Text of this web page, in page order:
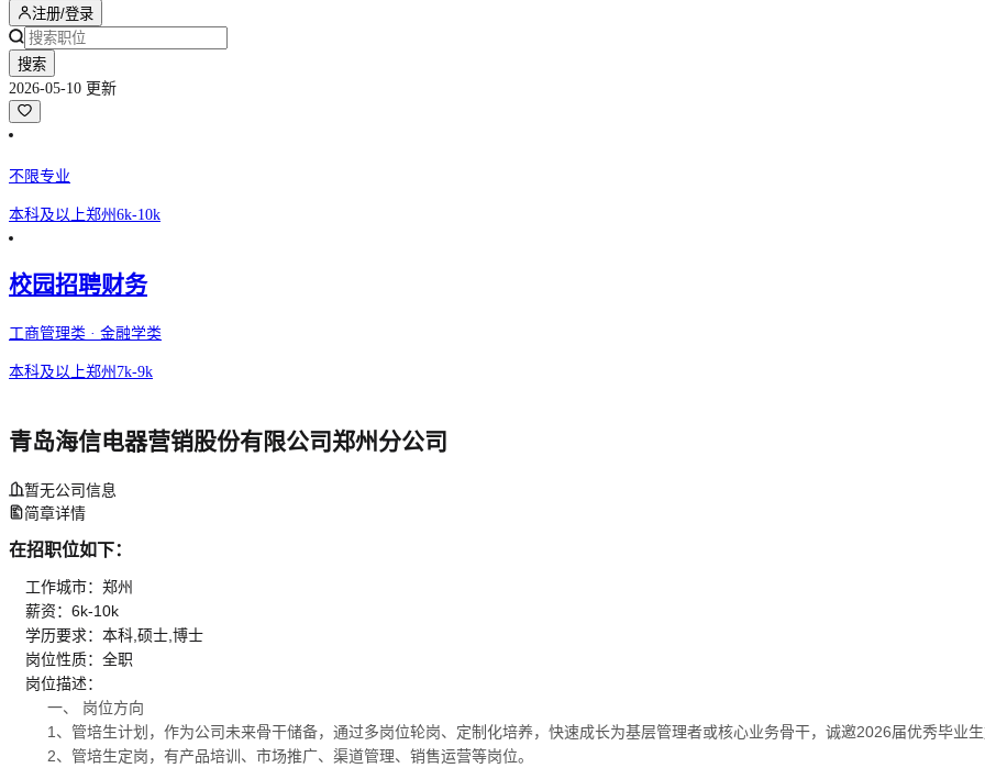
注册/登录
搜索
2026-05-10 更新
不限专业
本科及以上郑州 6k-10k
校园招聘财务
工商管理类 · 金融学类
本科及以上郑州 7k-9k
青岛海信电器营销股份有限公司郑州分公司
暂无公司信息
简章详情
在招职位如下：
工作城市：郑州
薪资：6k-10k
学历要求：本科,硕士,博士
岗位性质：全职
岗位描述：
一、 岗位方向
1、管培生计划，作为公司未来骨干储备，通过多岗位轮岗、定制化培养，快速成长为基层管理者或核心业务骨干，诚邀2026届优秀毕业
2、管培生定岗，有产品培训、市场推广、渠道管理、销售运营等岗位。